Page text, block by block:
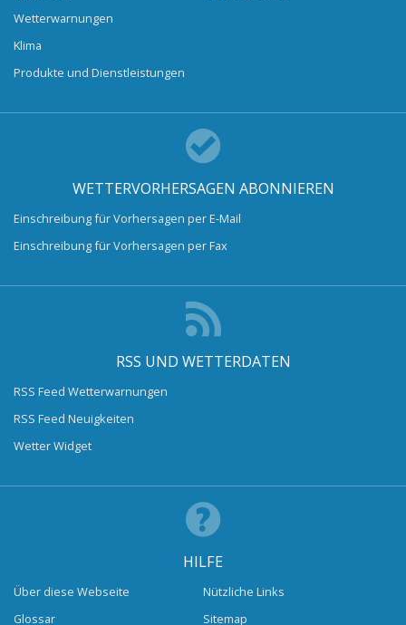
Wetterwarnungen
Klima
Produkte und Dienstleistungen
WETTERVORHERSAGEN ABONNIEREN
Einschreibung für Vorhersagen per E-Mail
Einschreibung für Vorhersagen per Fax
RSS UND WETTERDATEN
RSS Feed Wetterwarnungen
RSS Feed Neuigkeiten
Wetter Widget
HILFE
Über diese Webseite
Glossar
Nützliche Links
Sitemap